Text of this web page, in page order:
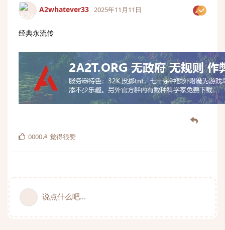
A2whatever33 2025年11月11日
经典永流传
0000☭ 觉得很赞
说点什么吧...